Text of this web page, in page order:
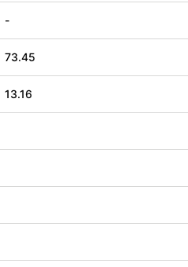
-
73.45
13.16